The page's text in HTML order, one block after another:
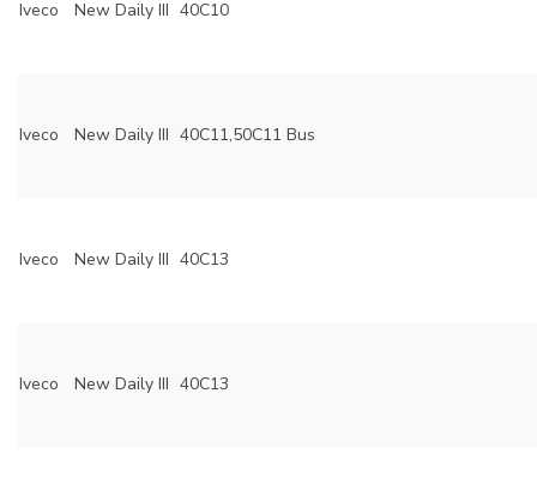
Iveco New Daily III 40C10
Iveco New Daily III 40C11,50C11 Bus
Iveco New Daily III 40C13
Iveco New Daily III 40C13